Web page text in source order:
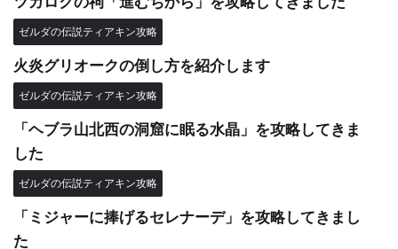
ゼルダの伝説ティアキン攻略
火炎グリオークの倒し方を紹介します
ゼルダの伝説ティアキン攻略
「ヘブラ山北西の洞窟に眠る水晶」を攻略してきま
した
ゼルダの伝説ティアキン攻略
「ミジャーに捧げるセレナーデ」を攻略してきまし
た